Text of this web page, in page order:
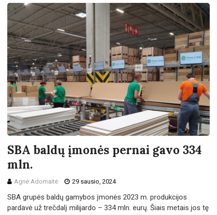
SBA baldų įmonės pernai gavo 334
mln.
Agnė Adomaitė 29 sausio, 2024
SBA grupės baldų gamybos įmonės 2023 m. produkcijos
pardavė už trečdalį milijardo – 334 mln. eurų. Šiais metais jos tę